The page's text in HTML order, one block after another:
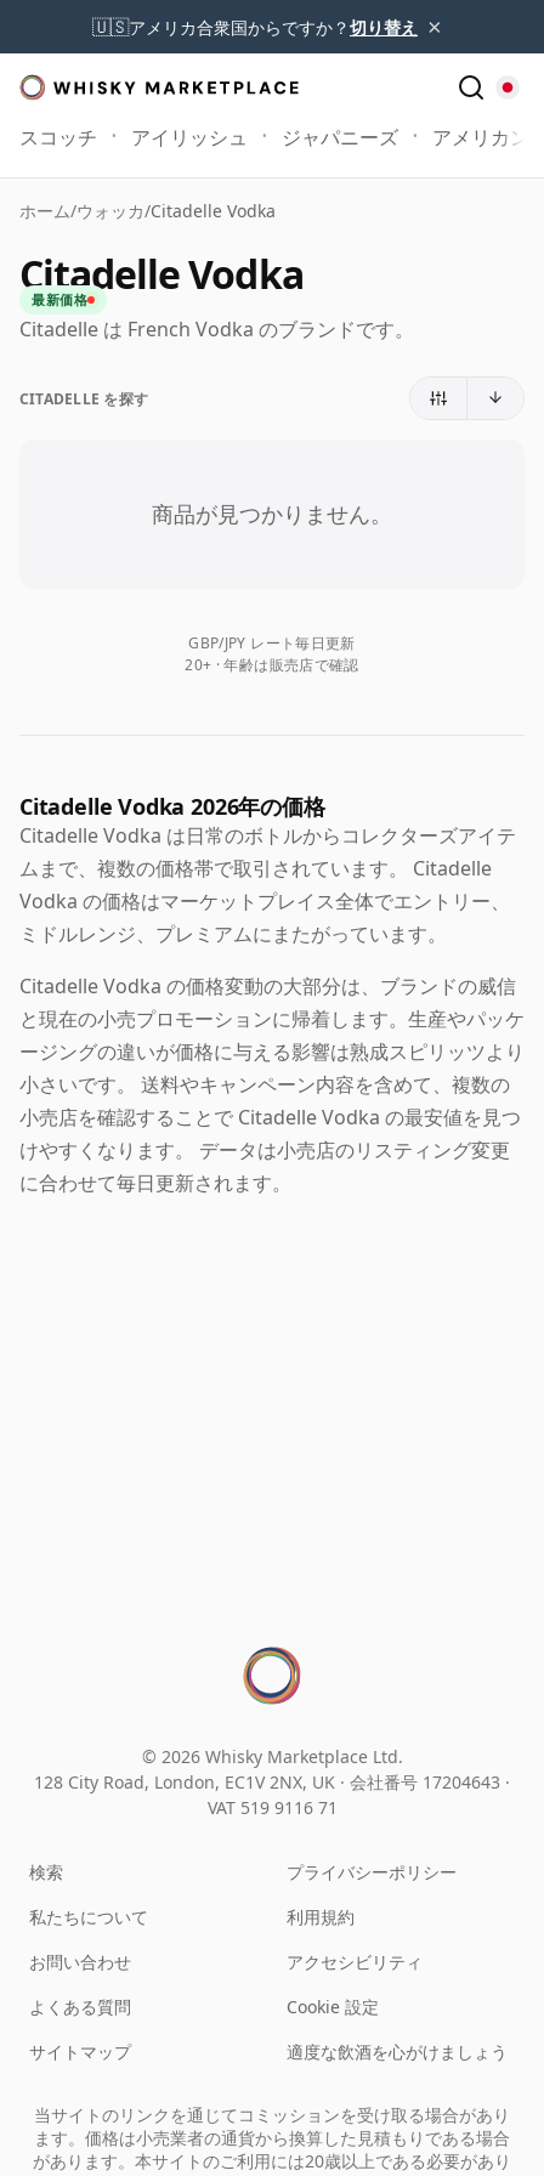
🇺🇸アメリカ合衆国からですか？切り替え ×
スコッチ アイリッシュ ジャパニーズ アメリカン
ホーム/ウォッカ/Citadelle Vodka
Citadelle Vodka
最新価格
Citadelle は French Vodka のブランドです。
CITADELLE を探す
商品が見つかりません。
GBP/JPY レート毎日更新
20+ · 年齢は販売店で確認
Citadelle Vodka 2026年の価格
Citadelle Vodka は日常のボトルからコレクターズアイテ
ムまで、複数の価格帯で取引されています。 Citadelle
Vodka の価格はマーケットプレイス全体でエントリー、
ミドルレンジ、プレミアムにまたがっています。
Citadelle Vodka の価格変動の大部分は、ブランドの威信
と現在の小売プロモーションに帰着します。生産やパッケ
ージングの違いが価格に与える影響は熟成スピリッツより
小さいです。 送料やキャンペーン内容を含めて、複数の
小売店を確認することで Citadelle Vodka の最安値を見つ
けやすくなります。 データは小売店のリスティング変更
に合わせて毎日更新されます。
© 2026 Whisky Marketplace Ltd.
128 City Road, London, EC1V 2NX, UK · 会社番号 17204643 ·
VAT 519 9116 71
検索
私たちについて
お問い合わせ
よくある質問
サイトマップ
プライバシーポリシー
利用規約
アクセシビリティ
Cookie 設定
適度な飲酒を心がけましょう
当サイトのリンクを通じてコミッションを受け取る場合があり
ます。価格は小売業者の通貨から換算した見積もりである場合
があります。本サイトのご利用には20歳以上である必要があり